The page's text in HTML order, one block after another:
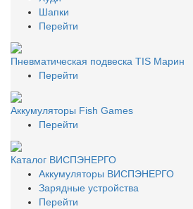
Шапки
Перейти
Пневматическая подвеска TIS Марин
Перейти
Аккумуляторы Fish Games
Перейти
Каталог ВИСПЭНЕРГО
Аккумуляторы ВИСПЭНЕРГО
Зарядные устройства
Перейти